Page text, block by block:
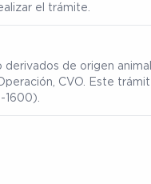
el trámite.
de origen
CVO. Este